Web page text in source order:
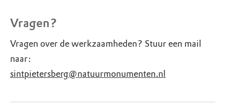
Vragen?
Vragen over de werkzaamheden? Stuur een mail
naar:
sintpietersberg@natuurmonumenten.nl